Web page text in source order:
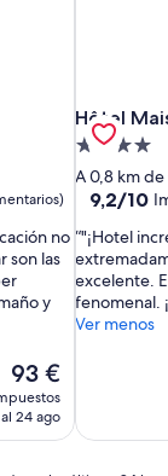
no
son las
y
El
precio
actual
93 €
24 ago
Hôtel
Hôtel
Alojamiento
de
4.0
A 0,8 km
9.2
10,
(1.011
9,2/10
"¡Hotel
excelente.
fenomenal.
Ver menos